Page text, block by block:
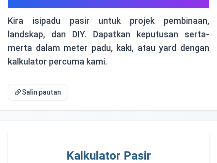
Kira isipadu pasir untuk projek pembinaan,
landskap, dan DIY. Dapatkan keputusan serta-
merta dalam meter padu, kaki, atau yard dengan
kalkulator percuma kami.
Salin pautan
Kalkulator Pasir